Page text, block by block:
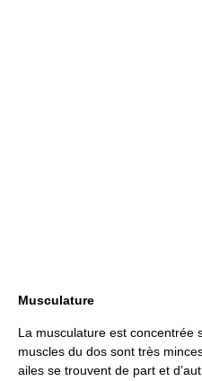
Musculature
La musculature est concentrée
muscles du dos sont très
ailes se trouvent de part et